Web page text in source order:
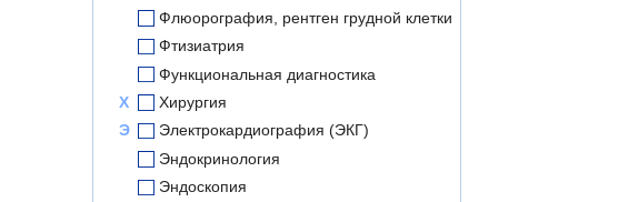
Флюорография, рентген грудной клетки
Фтизиатрия
Функциональная диагностика
Х
Хирургия
Э
Электрокардиография (ЭКГ)
Эндокринология
Эндоскопия